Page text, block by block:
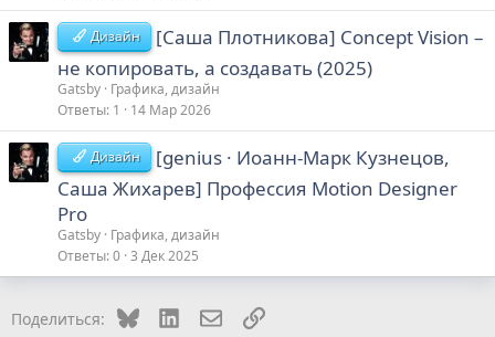
Дизайн
[Саша Плотникова] Concept Vision –
не копировать, а создавать (2025)
Gatsby Графика, дизайн
Ответы 1 14 Мар 2026
Дизайн
[genius · Иоанн-Марк Кузнецов,
Саша Жихарев] Профессия Motion Designer
Pro
Gatsby Графика, дизайн
Ответы 0 3 Дек 2025
Поделиться: Bluesky LinkedInЭлектронная почта
Ссылка